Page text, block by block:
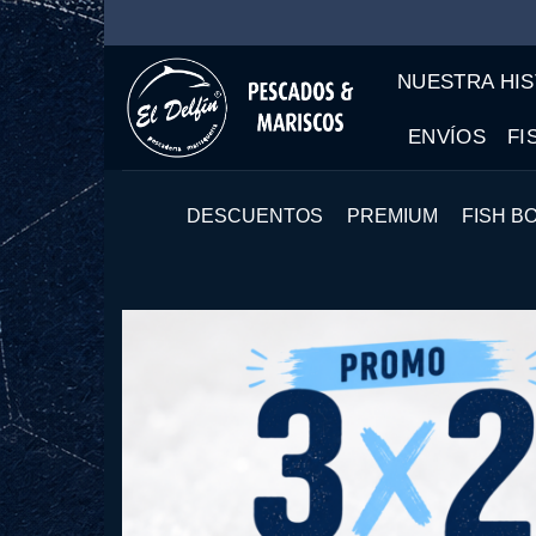
Saltar
al
contenido
NUESTRA
ENVÍOS
DESCUENTOS PREMIUM FISH